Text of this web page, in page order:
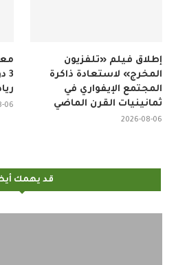
06
إطلاق فيلم «تلفزيون
المخرج» لاستعادة ذاكرة
المجتمع الإيفواري في
ثمانينيات القرن الماضي
2026-08-06
قد يهمك